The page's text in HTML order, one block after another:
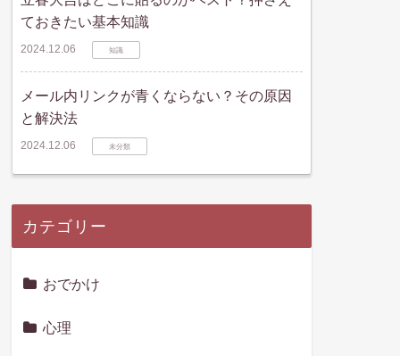
ておきたい基本知識
2024.12.06 知識
メール内リンクが青くならない？その原因
と解決法
2024.12.06 未分類
カテゴリー
おでかけ
心理